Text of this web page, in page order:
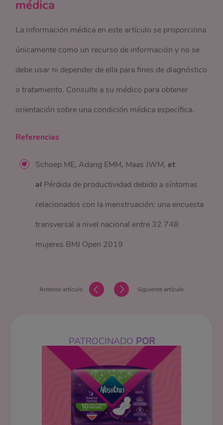
médica
La información médica en este artículo se proporciona
únicamente como un recurso de información y no se
debe usar ni depender de ella para fines de diagnóstico
o tratamiento. Consulte a su médico para obtener
orientación sobre una condición médica específica.
Referencias
Schoep ME, Adang EMM, Maas JWM, et
al Pérdida de productividad debido a síntomas
relacionados con la menstruación: una encuesta
transversal a nivel nacional entre 32 748
mujeres BMJ Open 2019
Anterior artículo Siguiente artículo
PATROCINADO POR